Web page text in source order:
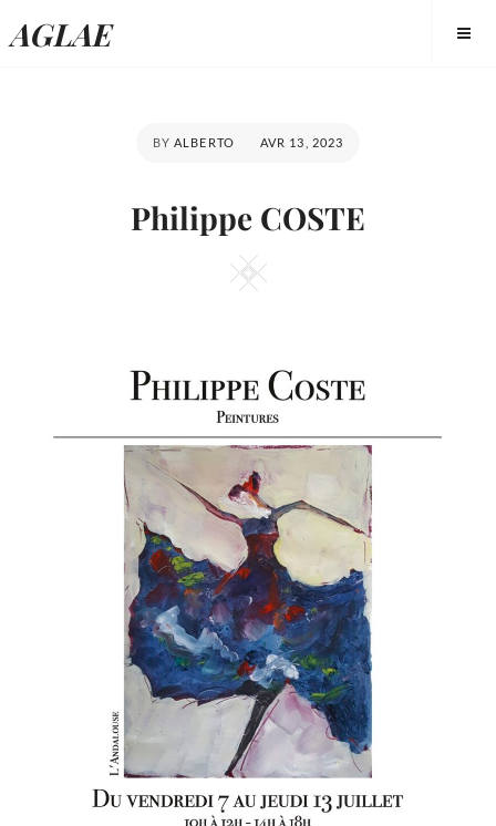
toAGLAE
BYALBERTO
POSTED
AVR 13, 2023
Philippe COSTE
Square